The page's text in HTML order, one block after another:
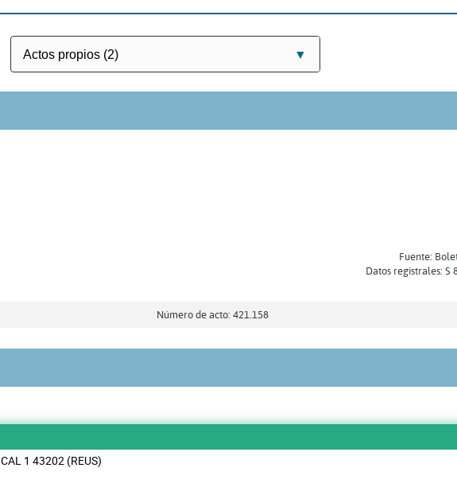
Fuente:
Datos registrales: S
Número de acto: 421.158
1 43202 (REUS)